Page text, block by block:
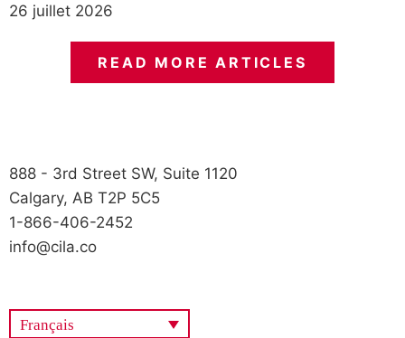
26 juillet 2026
READ MORE ARTICLES
888 - 3rd Street SW, Suite 1120
Calgary, AB T2P 5C5
1-866-406-2452
info@cila.co
Français